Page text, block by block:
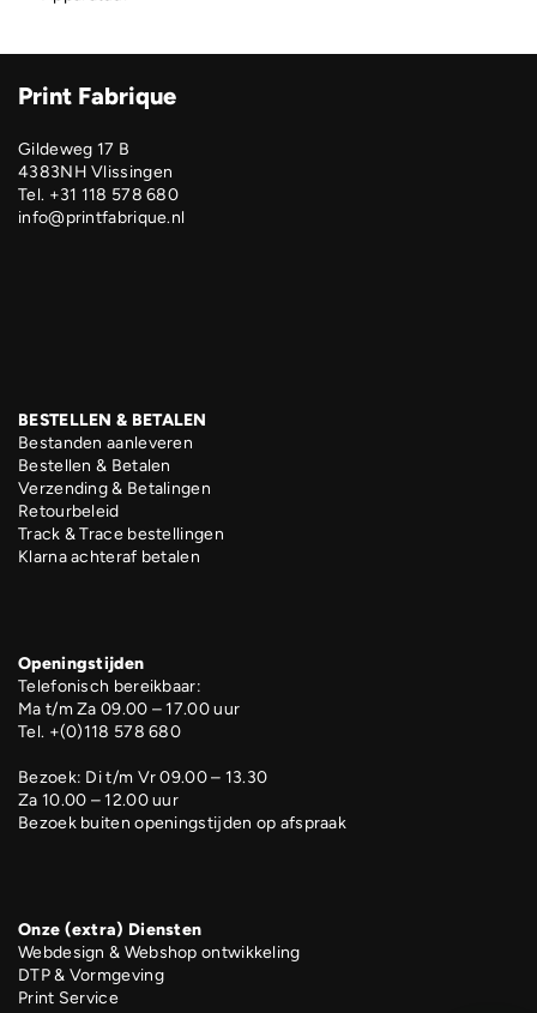
Print Fabrique
Gildeweg 17 B
4383NH Vlissingen
Tel. +31 118 578 680
info@printfabrique.nl
BESTELLEN & BETALEN
Bestanden aanleveren
Bestellen & Betalen
Verzending & Betalingen
Retourbeleid
Track & Trace bestellingen
Klarna achteraf betalen
Openingstijden
Telefonisch bereikbaar:
Ma t/m Za 09.00 – 17.00 uur
Tel. +(0)118 578 680
Bezoek: Di t/m Vr 09.00 – 13.30
Za 10.00 – 12.00 uur
Bezoek buiten openingstijden op afspraak
Onze (extra) Diensten
Webdesign & Webshop ontwikkeling
DTP & Vormgeving
Print Service